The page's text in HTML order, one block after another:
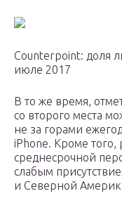
Counterpoint: доля
июле 2017
В то же время,
со второго места
не за горами
iPhone. Кроме
среднесрочной
слабым
и Северной